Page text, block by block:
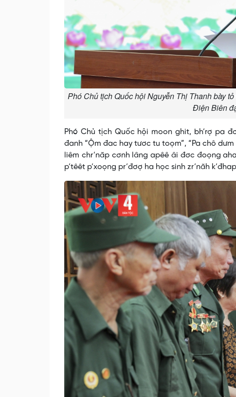
Phó Chủ tịch Quốc hội Nguyễn Thị Thanh bày
Điện Biên
Phó Chủ tịch Quốc hội moon ghit, bh’rợ pa
đanh “Ộm đac hay tươc tu toọm”, “Pa chô dưm
liêm chr’năp cơnh lâng apêê âi đơc đoọng
p’têêt p’xoọng pr’đơợ ha học sinh zr’năh